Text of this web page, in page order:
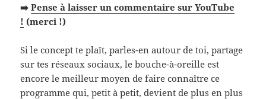
➡️Pense à laisser un commentaire sur YouTube
! (merci !)
Si le concept te plaît, parles-en autour de toi, partage
sur tes réseaux sociaux, le bouche-à-oreille est
encore le meilleur moyen de faire connaître ce
programme qui, petit à petit, devient de plus en plus